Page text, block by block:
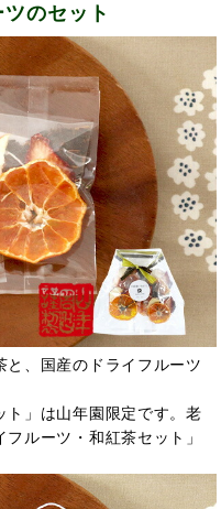
のセット
、国産のドライフルーツ
ト」は山年園限定です。老
ルーツ・和紅茶セット」